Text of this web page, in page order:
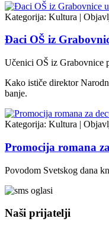
Kategorija: Kultura |
Đaci OŠ iz
Učenici OŠ iz Grabovnice
Kako ističe direktor
banje.
Kategorija: Kultura |
Promocija romana
Povodom Svetskog dana
Naši prijatelji